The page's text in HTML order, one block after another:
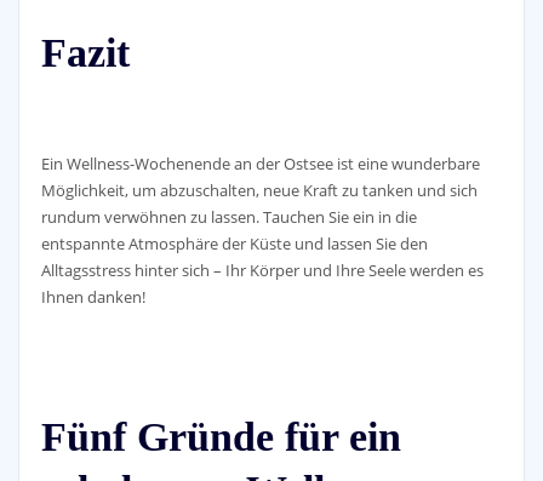
Fazit
Ein Wellness-Wochenende an der Ostsee ist eine wunderbare
Möglichkeit, um abzuschalten, neue Kraft zu tanken und sich
rundum verwöhnen zu lassen. Tauchen Sie ein in die
entspannte Atmosphäre der Küste und lassen Sie den
Alltagsstress hinter sich – Ihr Körper und Ihre Seele werden es
Ihnen danken!
Fünf Gründe für ein